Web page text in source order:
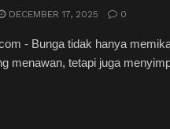
DECEMBER 17, 2025 0
- Bunga tidak hanya
menawan, tetapi juga